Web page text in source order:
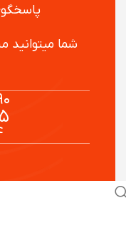
پاسخگوی
شما میتوانید